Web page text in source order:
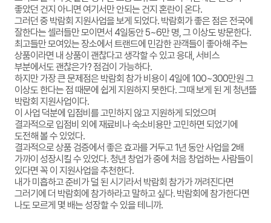
좋았던 건지 아니면 여기서만 안되는 건지 혼란이 온다.
그러던 중 박람회 지원사업을 보게 되었다. 박람회가 좋은 점은 전국에
잘한다는 셀러들만 모이면서 4일동안 5~6만 명, 그 이상도 방문한다.
최고들만 모여있는 장소에서 트랜드에 민감한 관객들이 좋아해 주는
상품이라면 내 상품이 괜찮다고 생각할 수 있고 응대, 서비스
부분에서도 괜찮은가? 점검이 가능하다.
하지만 가장 큰 문제점은 박람회 참가 비용이 4일에 100~300만원 그
이상도 한다는 점 때문에 쉽게 지원하지 못한다. 그때 보게 된 게 청년뜰
박람회 지원사업이다.
이 사업 덕분에 입점비를 고민하지 않고 지원하게 되었으며
결과적으로 입점비 외에 재료비나 숙소비용만 고민하면 되었기에
도전해 볼 수 있었다.
결과적으로 상품 검증에서 좋은 효과를 거두고 1년 동안 사업을 2배
가까이 성장시킬 수 있었다. 청년 창업가 중에 처음 창업하는 사람들이
있다면 꼭 이 지원사업을 추천한다.
내가 미흡하고 준비가 덜 된 시기라서 박람회 참가가 꺼려진다면
그러기에 더 박람회에 참가하라고 말하고 싶다. 박람회에 참가한다면
나도 모르게 몇 배는 성장할 수 있을 테니까.